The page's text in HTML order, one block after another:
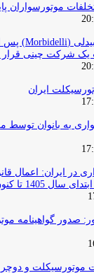
موتورسواران
یک شرکت چینی قرار
ایران
به بانوان توسط
تا کنون در پایتخت
صدور گواهینامه
و